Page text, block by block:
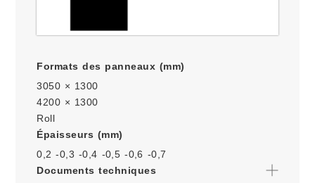
Formats des panneaux (mm)
3050 × 1300
4200 × 1300
Roll
Épaisseurs (mm)
0,2 -0,3 -0,4 -0,5 -0,6 -0,7
Documents techniques